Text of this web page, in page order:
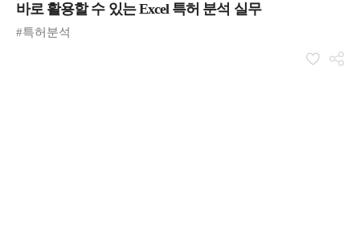
바로 활용할 수 있는 Excel 특허 분석 실무
#특허분석